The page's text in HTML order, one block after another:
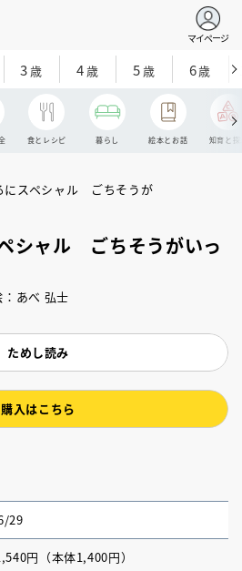
マイページ
3歳 4歳 5歳 6歳
食とレシピ 暮らし 絵本とお話 知育と探
シャル ごちそうがいっ
：あべ 弘士
ためし読み
購入はこちら
29
円（本体1,400円）